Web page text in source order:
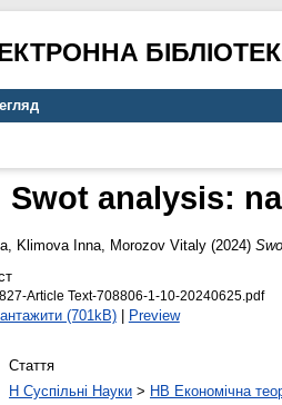
Swot analysis:
, Klimova Inna, Morozov Vitaly (2024)
Article Text-708806-1-10-20240625.pdf
(701kB)| Preview
Стаття
H Суспільні Науки > HB Економічна